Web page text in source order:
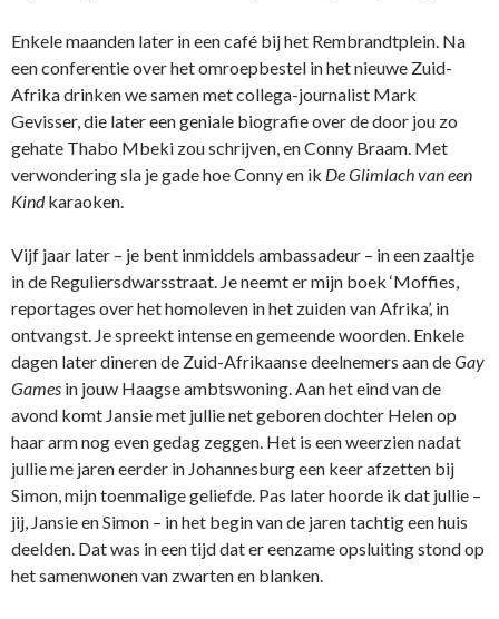
Enkele maanden later in een café bij het Rembrandtplein. Na
een conferentie over het omroepbestel in het nieuwe Zuid-
Afrika drinken we samen met collega-journalist Mark
Gevisser, die later een geniale biografie over de door jou zo
gehate Thabo Mbeki zou schrijven, en Conny Braam. Met
verwondering sla je gade hoe Conny en ik De Glimlach van een
Kindkaraoken.
Vijf jaar later – je bent inmiddels ambassadeur – in een zaaltje
in de Reguliersdwarsstraat. Je neemt er mijn boek ‘Moffies,
reportages over het homoleven in het zuiden van Afrika’, in
ontvangst. Je spreekt intense en gemeende woorden. Enkele
dagen later dineren de Zuid-Afrikaanse deelnemers aan deGay
Games in jouw Haagse ambtswoning. Aan het eind van de
avond komt Jansie met jullie net geboren dochter Helen op
haar arm nog even gedag zeggen. Het is een weerzien nadat
jullie me jaren eerder in Johannesburg een keer afzetten bij
Simon, mijn toenmalige geliefde. Pas later hoorde ik dat jullie –
jij, Jansie en Simon – in het begin van de jaren tachtig een huis
deelden. Dat was in een tijd dat er eenzame opsluiting stond op
het samenwonen van zwarten en blanken.